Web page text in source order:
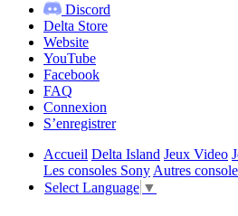
Discord
Delta Store
Website
YouTube
Facebook
FAQ
Connexion
S’enregistrer
Accueil Delta Island Jeux Video
Les consoles Sony Autres
Select Language ▼